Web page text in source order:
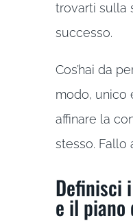
trovarti sulla
successo.
Cos’hai da
modo, unico
affinare la
stesso. Fallo
Definisci
e il piano